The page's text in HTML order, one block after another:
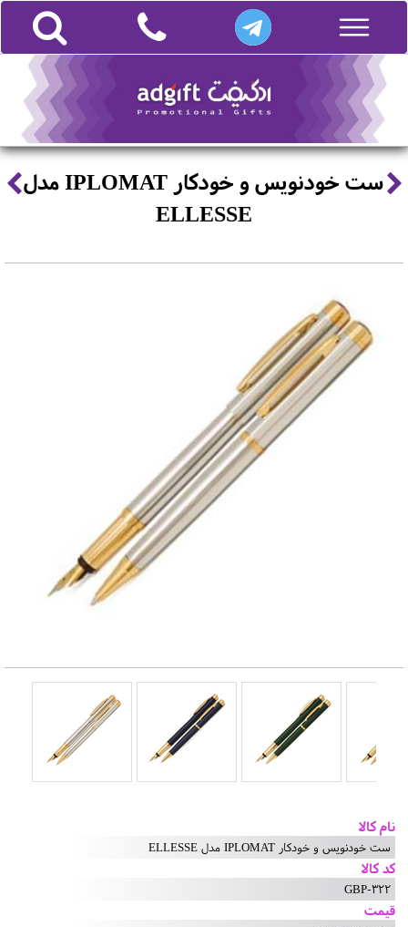
ست خودنویس و خودکار IPLOMAT مدل
ELLESSE
نام کالا
ست خودنویس و خودکار IPLOMAT مدل ELLESSE
کد کالا
GBP-322
قیمت